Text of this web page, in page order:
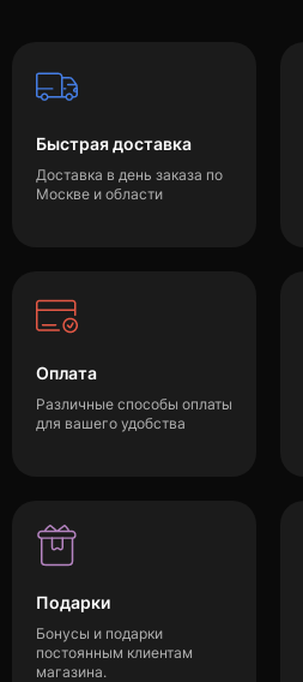
Быстрая доставка
Доставка в день заказа по
Москве и области
Оплата
Различные способы оплаты
для вашего удобства
Подарки
Бонусы и подарки
постоянным клиентам
магазина.